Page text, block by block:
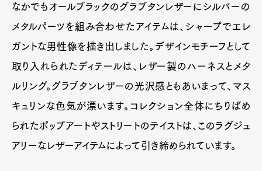
なかでもオールブラックのグラブタンレザーにシルバーの
メタルパーツを組み合わせたアイテムは、シャープでエレ
ガントな男性像を描き出しました。デザインモチーフとして
取り入れられたディテールは、レザー製のハーネスとメタ
ルリング。グラブタンレザーの光沢感ともあいまって、マス
キュリンな色気が漂います。コレクション全体にちりばめ
られたポップアートやストリートのテイストは、このラグジュ
アリーなレザーアイテムによって引き締められています。